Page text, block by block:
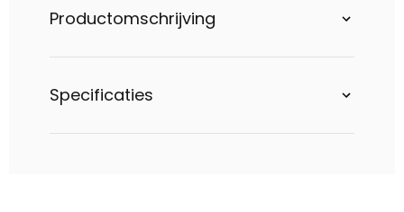
Productomschrijving
Specificaties